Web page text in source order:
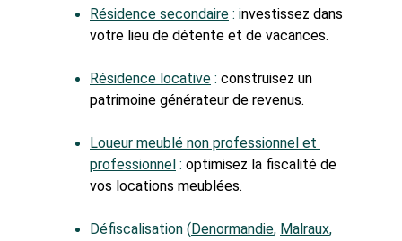
Résidence secondaire : investissez dans
votre lieu de détente et de vacances.
Résidence locative : construisez un
patrimoine générateur de revenus.
Loueur meublé non professionnel et
professionnel : optimisez la fiscalité de
vos locations meublées.
Défiscalisation (Denormandie, Malraux,